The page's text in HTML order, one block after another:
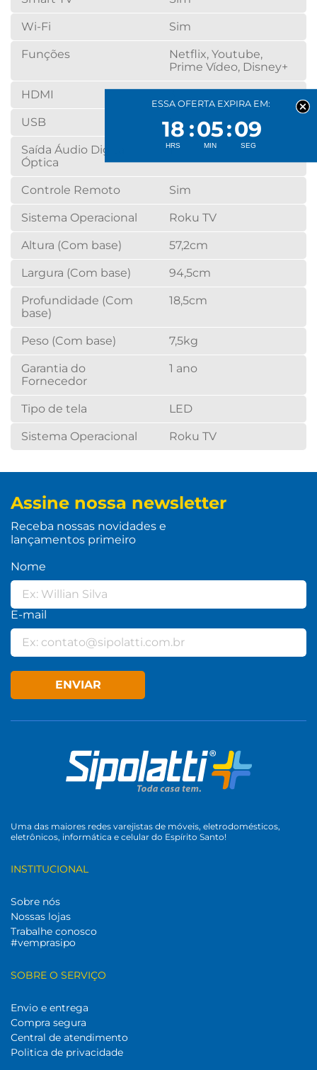
Wi-Fi Sim
Funções
Netflix, Youtube,
Prime Vídeo, Disney+
HDMI
USB 2
Saída Áudio Digital
Óptica
1
Controle Remoto Sim
Sistema Operacional Roku TV
Altura (Com base) 57,2cm
Largura (Com base) 94,5cm
Profundidade (Com
base)
18,5cm
Peso (Com base) 7,5kg
Garantia do
Fornecedor
1 ano
Tipo de tela LED
Sistema Operacional Roku TV
Assine nossa newsletter
Receba nossas novidades e
lançamentos primeiro
Nome
E-mail
ENVIAR
Uma das maiores redes varejistas de móveis, eletrodomésticos,
eletrônicos, informática e celular do Espírito Santo!
INSTITUCIONAL
Sobre nós
Nossas lojas
Trabalhe conosco
#vemprasipo
SOBRE O SERVIÇO
Envio e entrega
Compra segura
Central de atendimento
Politica de privacidade
ESSA OFERTA EXPIRA EM:
18 05 09